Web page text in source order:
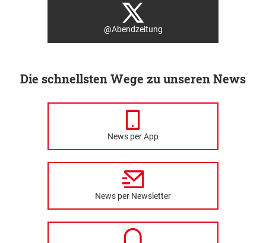
@Abendzeitung
Die schnellsten Wege zu unseren News
News per App
News per Newsletter